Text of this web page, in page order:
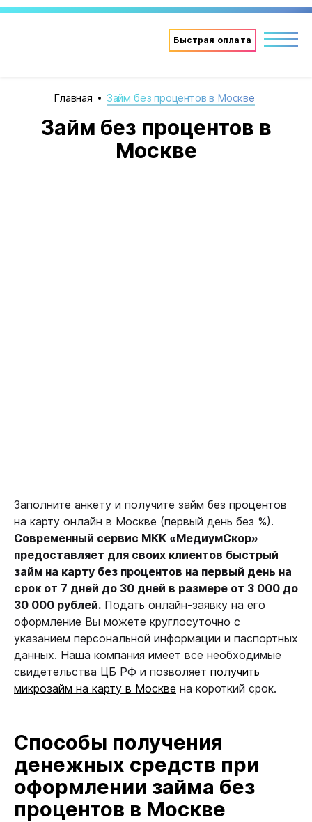
Быстрая оплата
Главная Займ без процентов в Москве
Займ без процентов в
Москве
Заполните анкету и получите займ без процентов
на карту онлайн в Москве (первый день без %).
Современный сервис МКК «МедиумСкор»
предоставляет для своих клиентов быстрый
займ на карту без процентов на первый день на
срок от 7 дней до 30 дней в размере от 3 000 до
30 000 рублей. Подать онлайн-заявку на его
оформление Вы можете круглосуточно с
указанием персональной информации и паспортных
данных. Наша компания имеет все необходимые
свидетельства ЦБ РФ и позволяет получить
микрозайм на карту в Москве на короткий срок.
Способы получения
денежных средств при
оформлении займа без
процентов в Москве